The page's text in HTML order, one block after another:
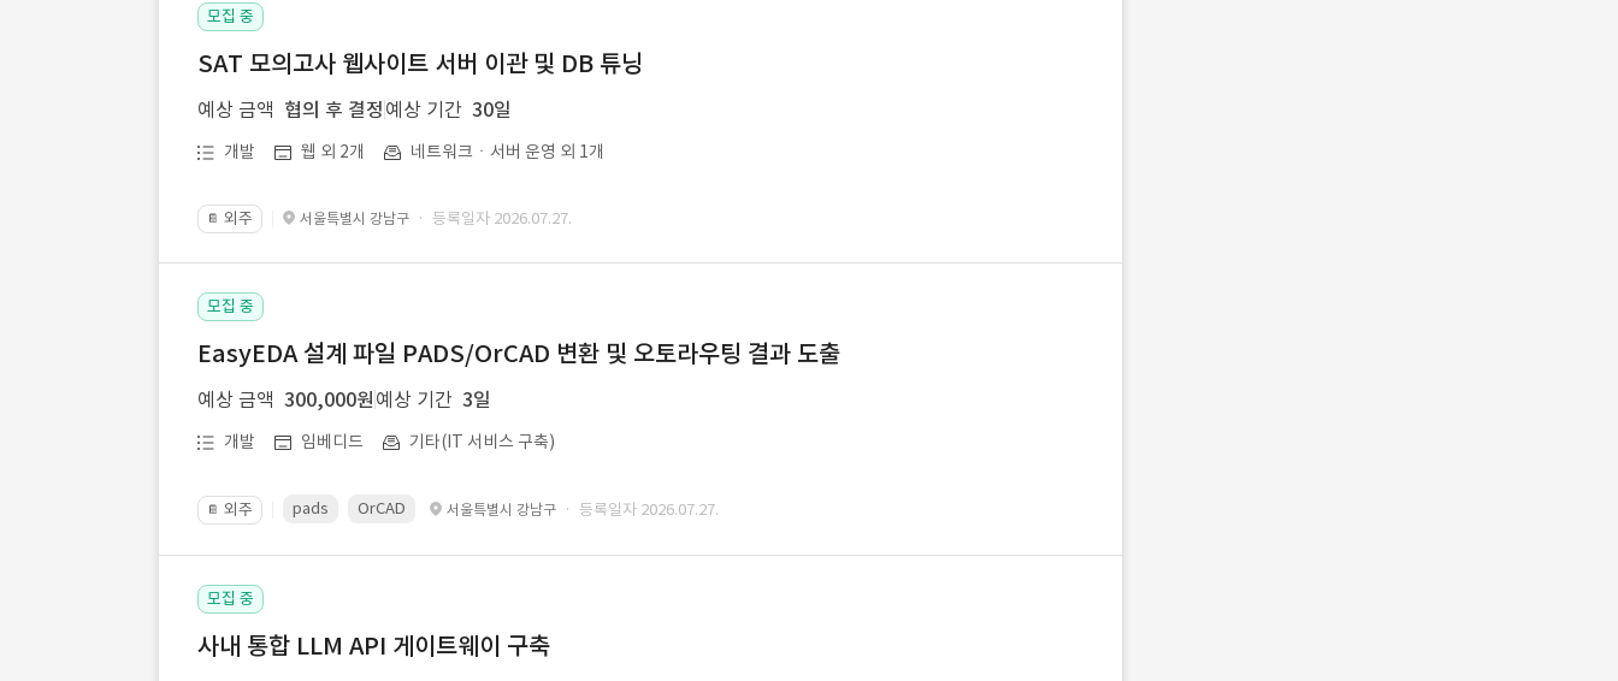
모집 중
SAT 모의고사 웹사이트 서버 이관 및 DB 튜닝
예상 금액 협의 후 결정 예상 기간 30일
개발 웹 외 2개 네트워크ㆍ서버 운영 외 1개
📔 외주 서울특별시 강남구 · 등록일자 2026.07.27.
모집 중
EasyEDA 설계 파일 PADS/OrCAD 변환 및 오토라우팅 결과 도출
예상 금액 300,000원 예상 기간 3일
개발 임베디드 기타(IT 서비스 구축)
📔 외주 pads OrCAD 서울특별시 강남구 · 등록일자 2026.07.27.
모집 중
사내 통합 LLM API 게이트웨이 구축